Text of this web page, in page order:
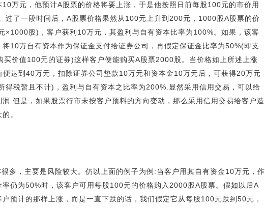
万元，他预计A股票的价格将要上涨，于是他按照日前每股100元的市价用
过了一段时间后，A股票价格果然从100元上升到200元，1000股A股票的价
×1000股)，客户获利10万元，其盈利与自有资本比率为100%。如果，该客
将10万自有资本作为保证金支付给证券公司，再假定保证金比率为50%(即支
买价值100元的证券)这样客户便能购买A股票2000股。当价格如上所述上涨
便达到40万元，扣除证券公司垫款10万元和资本金10万元后，可获得20万元
得税暂且不计)，盈利与自有资本之比率为200%.显然采用信用交易，可以给
.但是，如果股票行市未按客户预料的方向变动，那么采用信用交易给客户造
。
多，主要是风险较大。仍以上面的例子为例:当客户用其自有资金10万元，作
率仍为50%时，该客户可用每股100元的价格购入2000股A股票。假如以后A
预计的那样上涨，而是一直下跌的话，我们假定它从每股100元跌到50元，